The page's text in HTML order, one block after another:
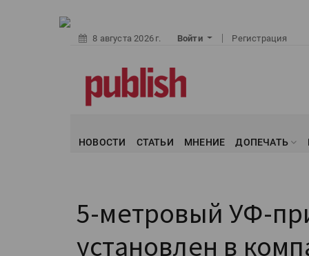
8 августа 2026 г. Войти Регистрация
НОВОСТИ СТАТЬИ МНЕНИЕ ДОПЕЧАТЬ
5-метровый УФ-
установлен в